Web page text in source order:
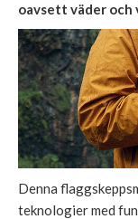
oavsett väder och
Denna
teknologier med